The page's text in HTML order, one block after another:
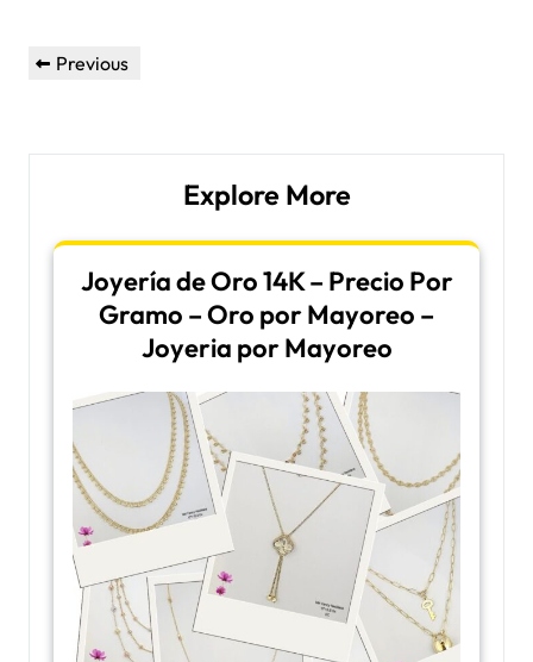
Post
navigation
Previous
Previous
Explore More
Joyería de Oro 14K – Precio Por
Gramo – Oro por Mayoreo –
Joyeria por Mayoreo